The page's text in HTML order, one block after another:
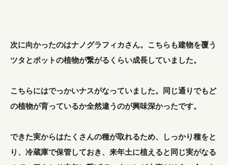
次に向かったのはナノグラフィカさん。こちらも建物を覆う
ツタとポットの植物が繋がるくらい成長していました。
こちらにはでっかいナスがなっていました。同じ通りでもど
の植物が育っているか全然違うのが興味深かったです。
できた実からはたくさんの種が取れるため、しっかり種をと
り、冷蔵庫で保管しておき、来年土に植えると同じ実がなる